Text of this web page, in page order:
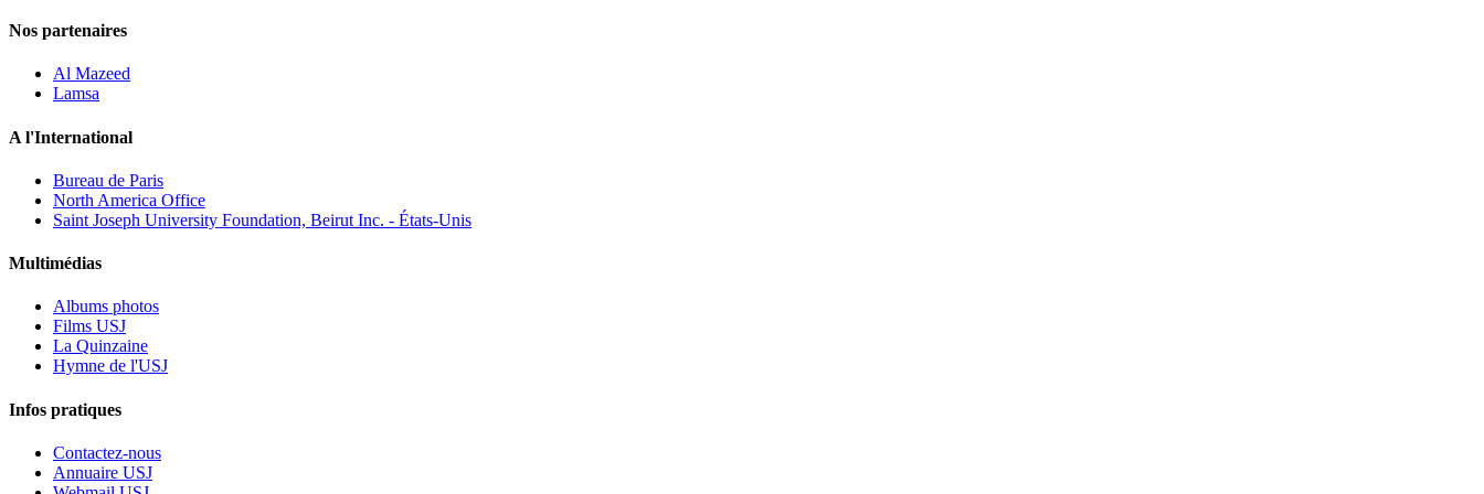
Nos partenaires
Al Mazeed
Lamsa
A l'International
Bureau de Paris
North America Office
Saint Joseph University Foundation, Beirut Inc. - États-Unis
Multimédias
Albums photos
Films USJ
La Quinzaine
Hymne de l'USJ
Infos pratiques
Contactez-nous
Annuaire USJ